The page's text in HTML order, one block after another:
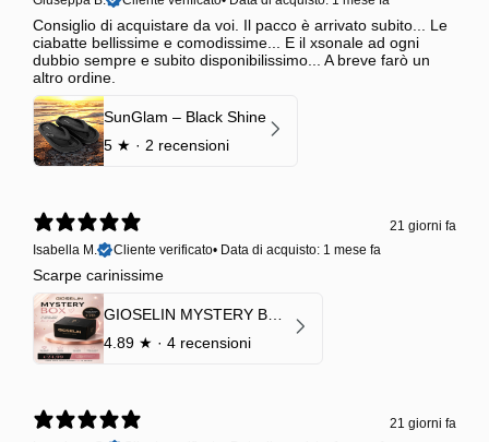
Consiglio di acquistare da voi. Il pacco è arrivato subito... Le
ciabatte bellissime e comodissime... E il xsonale ad ogni
dubbio sempre e subito disponibilissimo... A breve farò un
altro ordine.
SunGlam – Black Shine
5 ★ · 2 recensioni
21 giorni fa
Isabella M.
Cliente verificato• Data di acquisto: 1 mese fa
Scarpe carinissime
4.89 ★ · 4 recensioni
21 giorni fa